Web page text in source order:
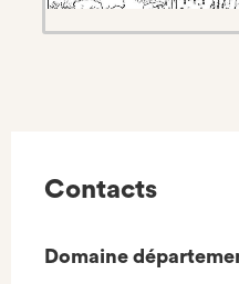
Contacts
Domaine